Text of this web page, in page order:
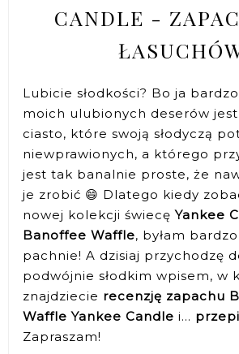
CANDLE -
Lubicie słodkości? Bo ja
moich ulubionych deserów
ciasto, które swoją słodyczą
niewprawionych, a którego
jest tak banalnie proste, że
je zrobić 😄 Dlatego kiedy
nowej kolekcji świecęYankee
Banoffee Waffle, byłam
pachnie! A dzisiaj przychodzę
podwójnie słodkim wpisem, w
znajdziecie recenzję zapachu
Waffle Yankee Candle i...
Zapraszam!